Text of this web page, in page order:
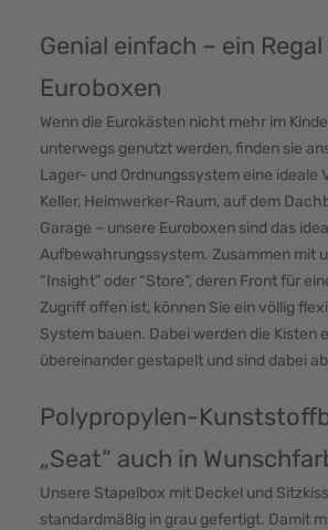
Genial einfach – ein Regal
Euroboxen
Wenn die Eurokästen nicht mehr im
unterwegs genutzt werden, finden sie
Lager- und Ordnungssystem eine ideale
Keller, Heimwerker-Raum, auf dem
Garage – unsere Euroboxen sind das
Aufbewahrungssystem. Zusammen mit
“Insight” oder “Store”, deren Front für
Zugriff offen ist, können Sie ein völlig
System bauen. Dabei werden die Kisten
übereinander gestapelt und sind dabei
Polypropylen-
„Seat“ auch in
Unsere Stapelbox mit Deckel und
standardmäßig in grau gefertigt. Damit